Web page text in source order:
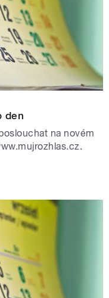
den
na novém